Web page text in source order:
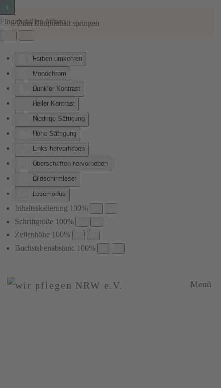
Eingabehilfen öffnen
Farben umkehren
Monochrom
Dunkler Kontrast
Heller Kontrast
Niedrige Sättigung
Hohe Sättigung
Links hervorheben
Überschriften hervorheben
Bildschirmleser
Lesemodus
Inhaltsskalierung 100%
Schriftgröße 100%
Zeilenhöhe 100%
Buchstabenabstand 100%
Zum Hauptinhalt springen
Menü